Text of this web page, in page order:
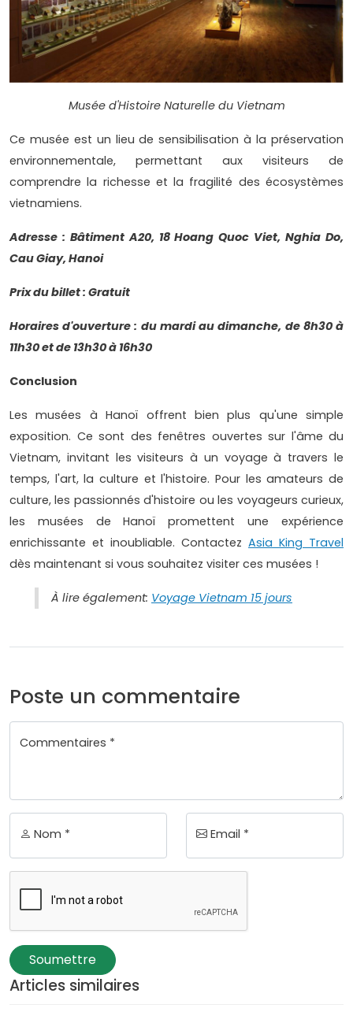
Musée d'Histoire Naturelle du Vietnam
Ce musée est un lieu de sensibilisation à la préservation
environnementale, permettant aux visiteurs de
comprendre la richesse et la fragilité des écosystèmes
vietnamiens.
Adresse : Bâtiment A20, 18 Hoang Quoc Viet, Nghia Do,
Cau Giay, Hanoi
Prix ​​du billet : Gratuit
Horaires d'ouverture : du mardi au dimanche, de 8h30 à
11h30 et de 13h30 à 16h30
Conclusion
Les musées à Hanoï offrent bien plus qu'une simple
exposition. Ce sont des fenêtres ouvertes sur l'âme du
Vietnam, invitant les visiteurs à un voyage à travers le
temps, l'art, la culture et l'histoire. Pour les amateurs de
culture, les passionnés d'histoire ou les voyageurs curieux,
les musées de Hanoï promettent une expérience
enrichissante et inoubliable. Contactez Asia King Travel
dès maintenant si vous souhaitez visiter ces musées !
À lire également: Voyage Vietnam 15 jours
Poste un commentaire
Commentaires *
Nom * Email *
Soumettre
Articles similaires